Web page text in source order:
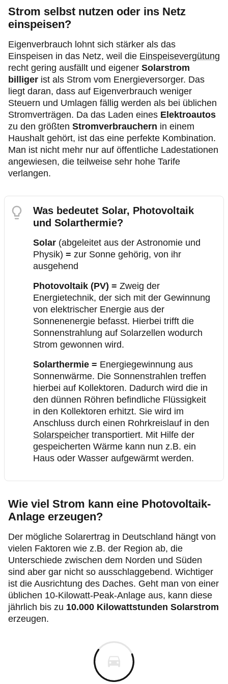
Strom selbst nutzen oder ins Netz
einspeisen?
Eigenverbrauch lohnt sich stärker als das
Einspeisen in das Netz, weil die Einspeisevergütung
recht gering ausfällt und eigener Solarstrom
billiger ist als Strom vom Energieversorger. Das
liegt daran, dass auf Eigenverbrauch weniger
Steuern und Umlagen fällig werden als bei üblichen
Stromverträgen. Da das Laden eines Elektroautos
zu den größten Stromverbrauchern in einem
Haushalt gehört, ist das eine perfekte Kombination.
Man ist nicht mehr nur auf öffentliche Ladestationen
angewiesen, die teilweise sehr hohe Tarife
verlangen.
Was bedeutet Solar, Photovoltaik
und Solarthermie?
Solar (abgeleitet aus der Astronomie und
Physik) = zur Sonne gehörig, von ihr
ausgehend
Photovoltaik (PV) = Zweig der
Energietechnik, der sich mit der Gewinnung
von elektrischer Energie aus der
Sonnenenergie befasst. Hierbei trifft die
Sonnenstrahlung auf Solarzellen wodurch
Strom gewonnen wird.
Solarthermie = Energiegewinnung aus
Sonnenwärme. Die Sonnenstrahlen treffen
hierbei auf Kollektoren. Dadurch wird die in
den dünnen Röhren befindliche Flüssigkeit
in den Kollektoren erhitzt. Sie wird im
Anschluss durch einen Rohrkreislauf in den
Solarspeicher transportiert. Mit Hilfe der
gespeicherten Wärme kann nun z.B. ein
Haus oder Wasser aufgewärmt werden.
Wie viel Strom kann eine Photovoltaik-
Anlage erzeugen?
Der mögliche Solarertrag in Deutschland hängt von
vielen Faktoren wie z.B. der Region ab, die
Unterschiede zwischen dem Norden und Süden
sind aber gar nicht so ausschlaggebend. Wichtiger
ist die Ausrichtung des Daches. Geht man von einer
üblichen 10-Kilowatt-Peak-Anlage aus, kann diese
jährlich bis zu 10.000 Kilowattstunden Solarstrom
erzeugen.